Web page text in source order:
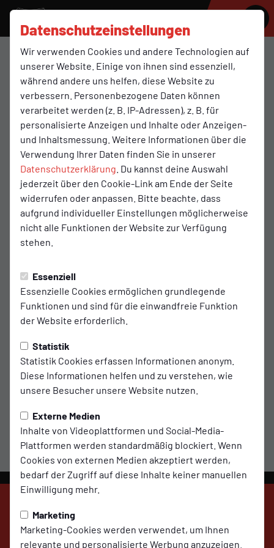
Datenschutzeinstellungen
Wir verwenden Cookies und andere Technologien auf
unserer Website. Einige von ihnen sind essenziell,
während andere uns helfen, diese Website zu
verbessern. Personenbezogene Daten können
verarbeitet werden (z. B. IP-Adressen), z. B. für
personalisierte Anzeigen und Inhalte oder Anzeigen-
und Inhaltsmessung. Weitere Informationen über die
Verwendung Ihrer Daten finden Sie in unserer
Datenschutzerklärung . Du kannst deine Auswahl
jederzeit über den Cookie-Link am Ende der Seite
widerrufen oder anpassen. Bitte beachte, dass
aufgrund individueller Einstellungen möglicherweise
nicht alle Funktionen der Website zur Verfügung
stehen.
Essenziell
Essenzielle Cookies ermöglichen grundlegende
Funktionen und sind für die einwandfreie Funktion
der Website erforderlich.
Statistik
Statistik Cookies erfassen Informationen anonym.
Diese Informationen helfen und zu verstehen, wie
unsere Besucher unsere Website nutzen.
Externe Medien
Inhalte von Videoplattformen und Social-Media-
Plattformen werden standardmäßig blockiert. Wenn
Cookies von externen Medien akzeptiert werden,
bedarf der Zugriff auf diese Inhalte keiner manuellen
Einwilligung mehr.
Marketing
Marketing-Cookies werden verwendet, um Ihnen
relevante und personalisierte Werbung anzuzeigen.
Dancing Stars
Übersicht Funktionsteam
Funktionsteam
Trainer
Katharina
Henke
Trainer
Louisa
Meyer
SV Molbergen